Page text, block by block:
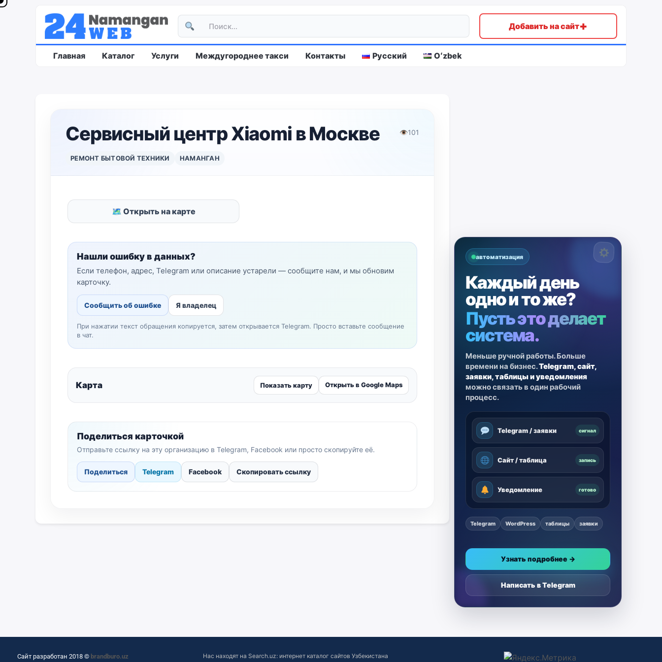
Добавить на сайт+
Главная Каталог Услуги Междугороднее такси Контакты Русский Oʻzbek
Сервисный центр Xiaomi в Москве 👁101
РЕМОНТ БЫТОВОЙ ТЕХНИКИ НАМАНГАН
🗺 Открыть на карте
Нашли ошибку в данных?
Если телефон, адрес, Telegram или описание устарели — сообщите нам, и мы обновим
карточку.
Сообщить об ошибке Я владелец
При нажатии текст обращения копируется, затем открывается Telegram. Просто вставьте сообщение
в чат.
Карта Показать карту Открыть в Google Maps
Поделиться карточкой
Отправьте ссылку на эту организацию в Telegram, Facebook или просто скопируйте её.
Поделиться Telegram Facebook Скопировать ссылку
автоматизация
Каждый день
одно и то же?
Пусть это делает
система.
Меньше ручной работы. Больше
времени на бизнес.Telegram, сайт,
заявки, таблицы и уведомления
можно связать в один рабочий
процесс.
Telegram / заявки сигнал
Сайт / таблица запись
Уведомление готово
Telegram WordPress таблицы заявки
Узнать подробнее →
Написать в Telegram
Сайт разработан 2018 © brandburo.uz Нас находят на Search.uz: интернет каталог сайтов Узбекистана